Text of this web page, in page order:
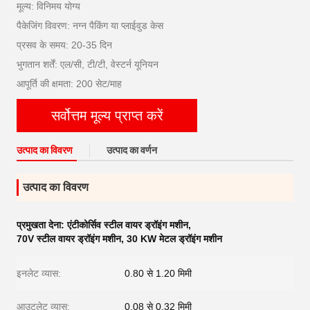
मूल्य: विनिमय योग्य
पैकेजिंग विवरण: नग्न पैकिंग या प्लाईवुड केस
प्रसव के समय: 20-35 दिन
भुगतान शर्तें: एल/सी, टी/टी, वेस्टर्न यूनियन
आपूर्ति की क्षमता: 200 सेट/माह
सर्वोत्तम मूल्य प्राप्त करें
उत्पाद का विवरण उत्पाद का वर्णन
उत्पाद का विवरण
प्रमुखता देना:एंटीकोर्सिव स्टील वायर ड्रॉइंग मशीन,
70V स्टील वायर ड्रॉइंग मशीन, 30 KW मेटल ड्रॉइंग मशीन
इनलेट व्यास: 0.80 से 1.20 मिमी
आउटलेट व्यास: 0.08 से 0.32 मिमी